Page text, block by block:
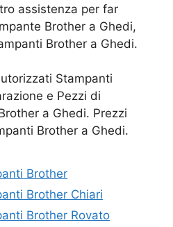
assistenza per far
Brother a Ghedi,
Brother a Ghedi.
Stampanti
e Pezzi di
a Ghedi. Prezzi
Brother a Ghedi.
Brother
Brother Chiari
Brother Rovato